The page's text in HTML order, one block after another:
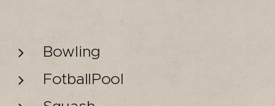
Bowling
FotballPool